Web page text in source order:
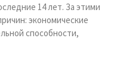
14 лет. За этими
экономические
способности,